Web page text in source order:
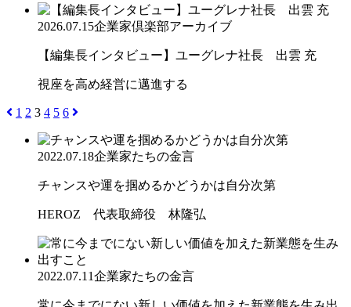
2026.07.15企業家倶楽部アーカイブ
【編集長インタビュー】ユーグレナ社長 出雲 充
視座を高め経営に邁進する
1 2 3 4 5 6
2022.07.18企業家たちの金言
チャンスや運を掴めるかどうかは自分次第
HEROZ 代表取締役 林隆弘
2022.07.11企業家たちの金言